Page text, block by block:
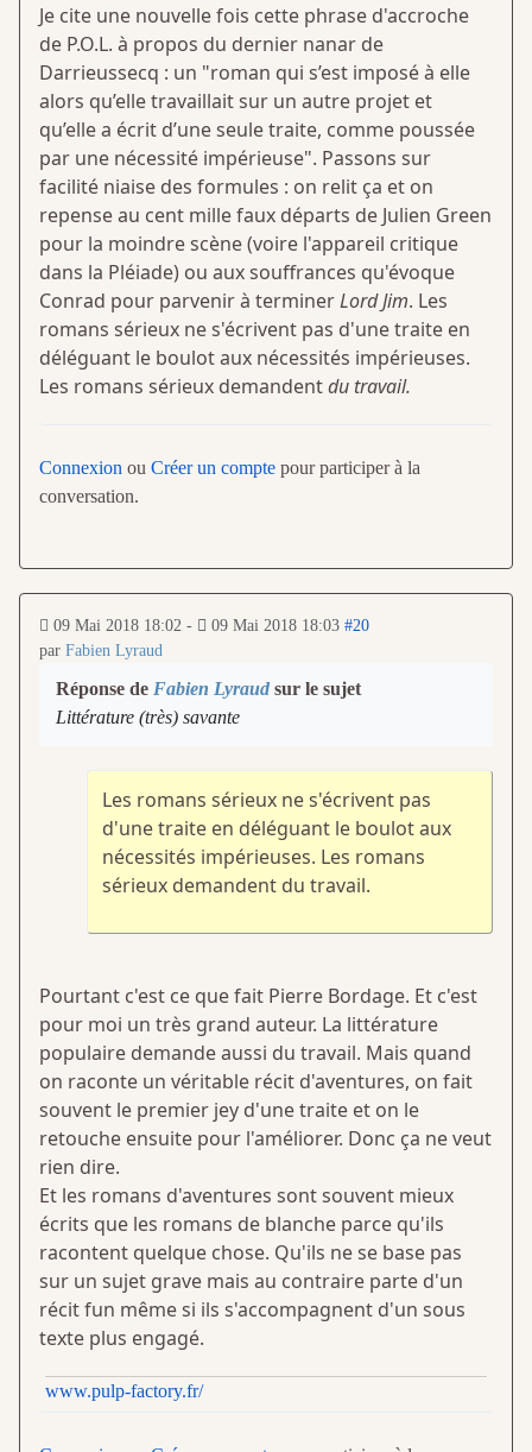
Je cite une nouvelle fois cette phrase d'accroche
de P.O.L. à propos du dernier nanar de
Darrieussecq : un "roman qui s’est imposé à elle
alors qu’elle travaillait sur un autre projet et
qu’elle a écrit d’une seule traite, comme poussée
par une nécessité impérieuse". Passons sur
facilité niaise des formules : on relit ça et on
repense au cent mille faux départs de Julien Green
pour la moindre scène (voire l'appareil critique
dans la Pléiade) ou aux souffrances qu'évoque
Conrad pour parvenir à terminerLord Jim. Les
romans sérieux ne s'écrivent pas d'une traite en
déléguant le boulot aux nécessités impérieuses.
Les romans sérieux demandentdu travail.
Connexion ou Créer un compte pour participer à la
conversation.
09 Mai 2018 18:02 - 09 Mai 2018 18:03 #20
par Fabien Lyraud
Réponse de Fabien Lyraud sur le sujet
Littérature (très) savante
Les romans sérieux ne s'écrivent pas
d'une traite en déléguant le boulot aux
nécessités impérieuses. Les romans
sérieux demandent du travail.
Pourtant c'est ce que fait Pierre Bordage. Et c'est
pour moi un très grand auteur. La littérature
populaire demande aussi du travail. Mais quand
on raconte un véritable récit d'aventures, on fait
souvent le premier jey d'une traite et on le
retouche ensuite pour l'améliorer. Donc ça ne veut
rien dire.
Et les romans d'aventures sont souvent mieux
écrits que les romans de blanche parce qu'ils
racontent quelque chose. Qu'ils ne se base pas
sur un sujet grave mais au contraire parte d'un
récit fun même si ils s'accompagnent d'un sous
texte plus engagé.
www.pulp-factory.fr/